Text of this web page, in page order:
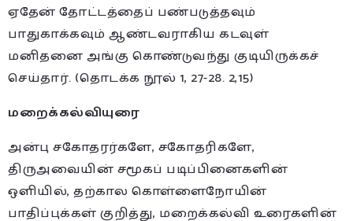
ஏதேன் தோட்டத்தைப் பண்படுத்தவும்
பாதுகாக்கவும் ஆண்டவராகிய கடவுள்
மனிதனை அங்கு கொண்டுவந்து குடியிருக்கச்
செய்தார். (தொடக்க நூல் 1, 27-28. 2,15)
மறைக்கல்வியுரை
அன்பு சகோதரர்களே, சகோதரிகளே,
திருஅவையின் சமூகப் படிப்பினைகளின்
ஒளியில், தற்கால கொள்ளைநோயின்
பாதிப்புக்கள் குறித்து, மறைக்கல்வி உரைகளின்